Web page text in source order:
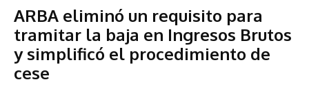
ARBA eliminó un requisito para
tramitar la baja en Ingresos Brutos
y simplificó el procedimiento de
cese